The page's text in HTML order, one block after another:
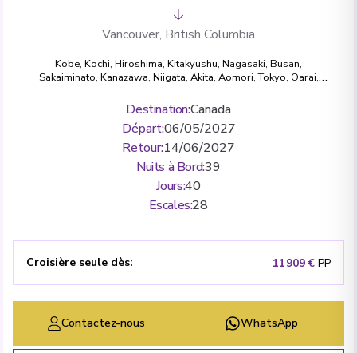
Vancouver, British Columbia
Kobe, Kochi, Hiroshima, Kitakyushu, Nagasaki, Busan,
Sakaiminato, Kanazawa, Niigata, Akita, Aomori,Tokyo, Oarai,
Valdez, Alaska,Haines, Alaska,Icy Strait Point
Ketchikan, Alaska,Klawock, Alaska
Victoria, British Columbia
Columbia
Destination:Canada
Départ:06/05/2027
Retour:14/06/2027
Nuits à Bord:39
Jours:40
Escales:28
Croisière seule dès: 11 909 € PP
Contactez-nous WhatsApp